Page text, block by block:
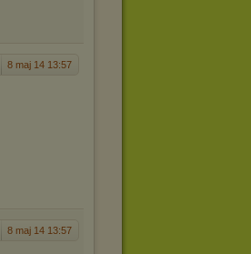
8 maj 14 13:57
8 maj 14 13:57